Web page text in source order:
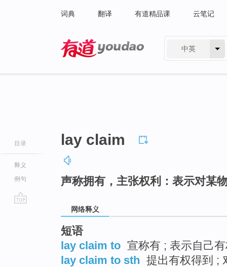
词典 翻译 有道精品课 云笔记
中英
目录
释义
例句
lay claim
声称拥有，主张权利：表示对某
网络释义
短语
lay claim to 宣称有 ; 表示自己
lay claim to sth 提出有权得到 ;